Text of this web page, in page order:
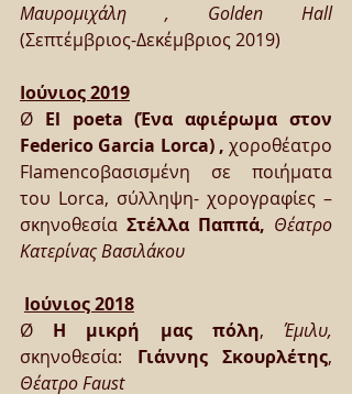
Μαυρομιχάλη , Golden Hall
(Σεπτέμβριος-Δεκέμβριος 2019)
Ιούνιος 2019
Ø El poeta (Ένα αφιέρωμα στον
Federico Garcia Lorca) , χοροθέατρο
Flamencoβασισμένη σε ποιήματα
του Lorca, σύλληψη- χορογραφίες –
σκηνοθεσία Στέλλα Παππά, Θέατρο
Κατερίνας Βασιλάκου
Ιούνιος 2018
Ø Η μικρή μας πόλη,
σκηνοθεσία: Γιάννης Σκουρλέτης
Θέατρο Faust